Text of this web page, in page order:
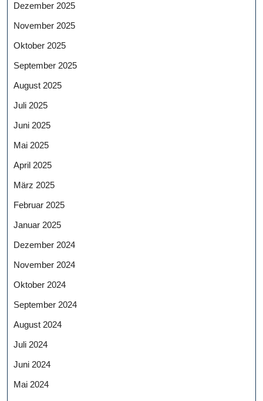
Dezember 2025
November 2025
Oktober 2025
September 2025
August 2025
Juli 2025
Juni 2025
Mai 2025
April 2025
März 2025
Februar 2025
Januar 2025
Dezember 2024
November 2024
Oktober 2024
September 2024
August 2024
Juli 2024
Juni 2024
Mai 2024